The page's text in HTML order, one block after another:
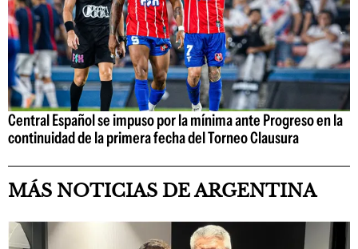
Central Español se impuso por la mínima ante Progreso en la
continuidad de la primera fecha del Torneo Clausura
MÁS NOTICIAS DE ARGENTINA